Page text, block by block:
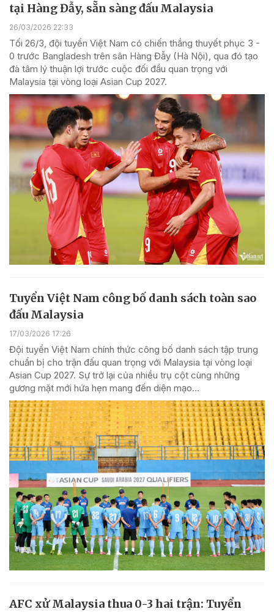
tại Hàng Đẫy, sẵn sàng đấu Malaysia
26/03/2026 22:33
Tối 26/3, đội tuyển Việt Nam có chiến thắng thuyết phục 3 -
0 trước Bangladesh trên sân Hàng Đẫy (Hà Nội), qua đó tạo
đà tâm lý thuận lợi trước cuộc đối đầu quan trọng với
Malaysia tại vòng loại Asian Cup 2027.
Tuyển Việt Nam công bố danh sách toàn sao
đấu Malaysia
17/03/2026 17:26
Đội tuyển Việt Nam chính thức công bố danh sách tập trung
chuẩn bị cho trận đấu quan trọng với Malaysia tại vòng loại
Asian Cup 2027. Sự trở lại của nhiều trụ cột cùng những
gương mặt mới hứa hẹn mang đến diện mạo...
AFC xử Malaysia thua 0-3 hai trận: Tuyển